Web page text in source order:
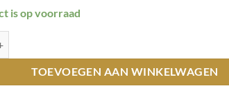
is op voorraad
TOEVOEGEN AAN WINKELWAGEN